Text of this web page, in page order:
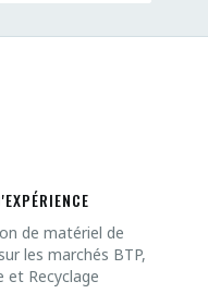
de matériel de
les marchés BTP,
et Recyclage